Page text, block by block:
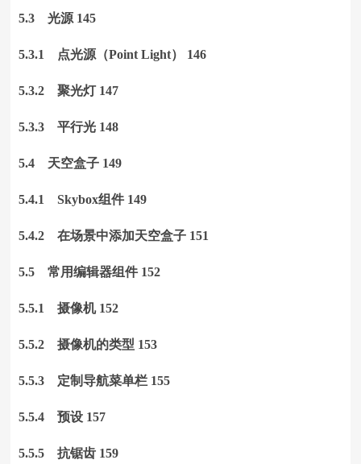
5.3 光源 145
5.3.1 点光源（Point Light） 146
5.3.2 聚光灯 147
5.3.3 平行光 148
5.4 天空盒子 149
5.4.1 Skybox组件 149
5.4.2 在场景中添加天空盒子 151
5.5 常用编辑器组件 152
5.5.1 摄像机 152
5.5.2 摄像机的类型 153
5.5.3 定制导航菜单栏 155
5.5.4 预设 157
5.5.5 抗锯齿 159